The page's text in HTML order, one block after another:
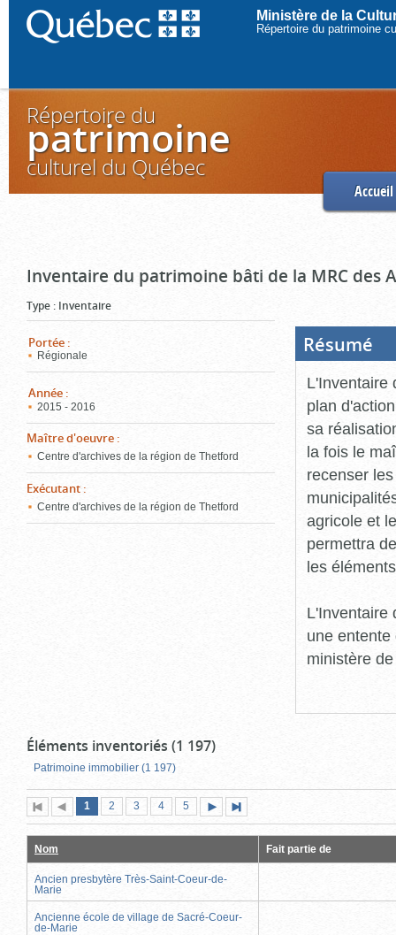
Ministère de la
Répertoire du patrimoine
Répertoire du
patrimoine
culturel du Québec
Accueil
Inventaire du patrimoine bâti de la MRC des
Type : Inventaire
Portée :
Régionale
Année :
2015 - 2016
Maître d'oeuvre :
Centre d'archives de la région de Thetford
Exécutant :
Centre d'archives de la région de Thetford
Résumé
L'Inventaire
plan
sa
la fois le
recenser
agricole et
permettra
les
L'Inventaire
une
ministère
Éléments inventoriés (1 197)
Patrimoine immobilier (1 197)
Première
page
Page
précédente
Page
1 (page
actuelle)
Page
2 Page
3 Page
4 Page
5
suivante
page
Nom Fait partie de
Ancien presbytère Très-Saint-Coeur-de-
Marie
Ancienne école de village de Sacré-Coeur-
de-Marie